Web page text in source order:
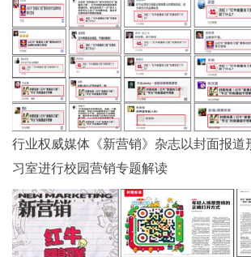
行业权威媒体《新营销》杂志以封面报道
习室进行校园营销专题解读